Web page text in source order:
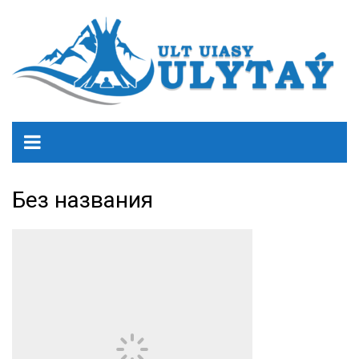
Без названия